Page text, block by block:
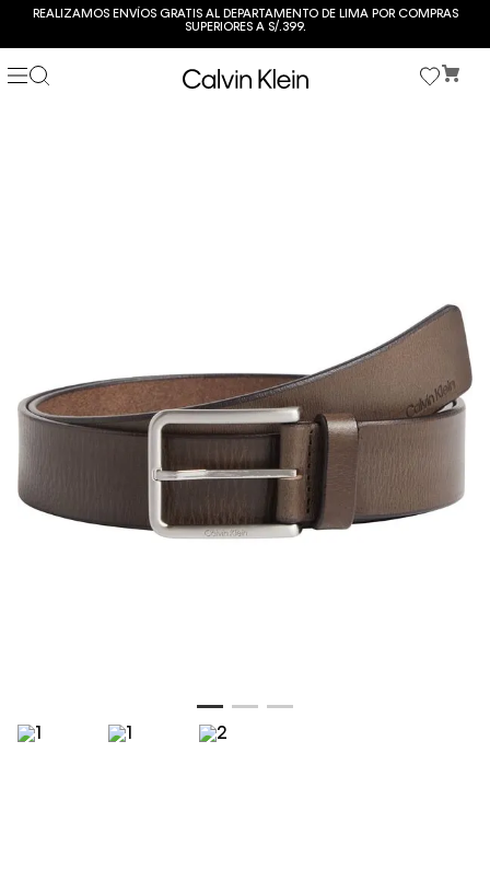
REALIZAMOS ENVÍOS GRATIS AL DEPARTAMENTO DE LIMA POR COMPRAS
SUPERIORES A S/.399.